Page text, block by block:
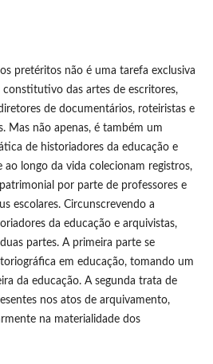
pretéritos não é uma tarefa exclusiva
das artes de escritores,
de documentários, roteiristas e
Mas não apenas, é também um
de historiadores da educação e
ao longo da vida colecionam registros,
por parte de professores e
escolares. Circunscrevendo a
da educação e arquivistas,
partes. A primeira parte se
em educação, tomando um
da educação. A segunda trata de
nos atos de arquivamento,
na materialidade dos